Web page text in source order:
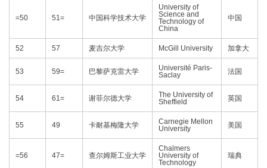
=50 51= 中国科学技术大学
University of
Science and
Technology of
China
中国
52 57 麦吉尔大学 McGill University 加拿大
53 59= 巴黎萨克雷大学
Université Paris-
Saclay
法国
54 61= 谢菲尔德大学
The University of
Sheffield
英国
55 49 卡耐基梅隆大学
Carnegie Mellon
University
美国
=56 47= 查尔姆斯工业大学
Chalmers
University of
Technology
瑞典